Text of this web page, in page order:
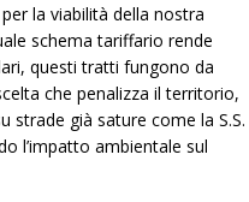
la viabilità della nostra
schema tariffario rende
questi tratti fungono da
che penalizza il territorio,
strade già sature come la S.S.
l’impatto ambientale sul